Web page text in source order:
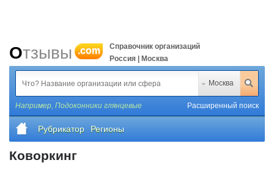
Отзывы .com
Справочник организаций
Россия | Москва
Москва
Например, Подоконники глянцевые Расширенный поиск
Рубрикатор Регионы
Коворкинг